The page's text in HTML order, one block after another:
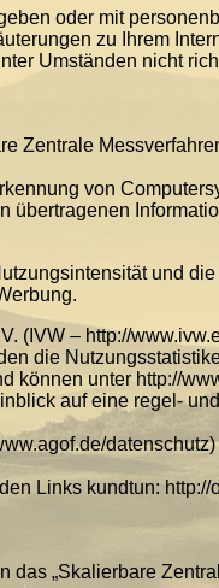
oder mit
zu Ihrem
Umständen nicht
Zentrale
von
übertragenen
und
(IVW – http://
die
können unter http://
auf eine regel-
Links kundtun: http://
„Skalierbare